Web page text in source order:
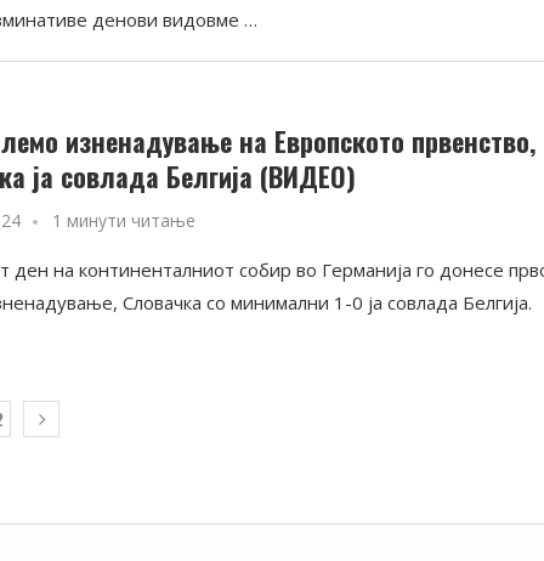
денови видовме …
изненадување на Европското првенство,
ја совлада Белгија (ВИДЕО)
1 минути читање
ден на континенталниот собир во Германија го донесе
Словачка со минимални 1-0 ја совлада Белгија.